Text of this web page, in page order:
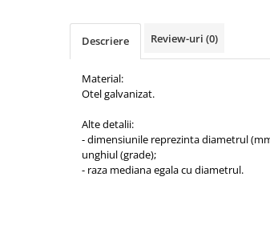
Grile Liniare Decorative
Produse Arhitecturale
Izolatii Tehnice
Descriere Review-uri (0)
Material:
Otel galvanizat.
Alte detalii:
- dimensiunile reprezinta diametrul
unghiul (grade);
- raza mediana egala cu diametrul.